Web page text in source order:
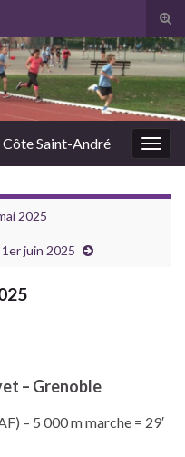
Saint-André
2025
juin 2025
– Grenoble
– 5 000 m marche = 29′